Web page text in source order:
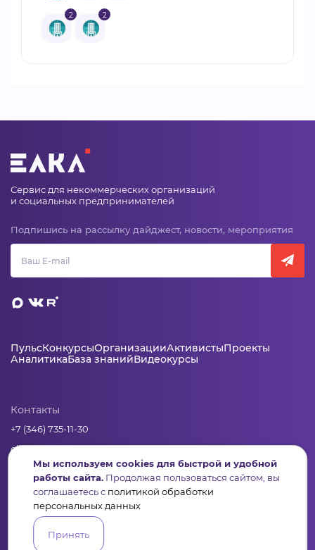
2 2
Сервис для некоммерческих организаций
и социальных предпринимателей
Подпишись на рассылку дайджест, новости, мероприятия
ПульсКонкурсыОрганизацииАктивистыПроекты
АналитикаБаза знанийВидеокурсы
Контакты
+7 (346) 735-11-30
elkanko@ugranko.ru
Адрес
628011, Россия, Ханты-Мансийский автономный округ – Югра,
г. Ханты-Мансийск, ул. Светлая 36
Мы используем cookies для быстрой и удобной
работы сайта. Продолжая пользоваться сайтом, вы
соглашаетесь с политикой обработки
персональных данных
Принять